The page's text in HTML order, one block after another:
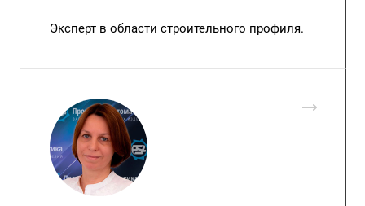
Эксперт в области строительного профиля.